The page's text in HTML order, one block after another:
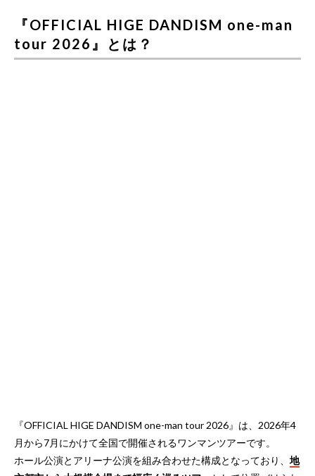
『OFFICIAL HIGE DANDISM one-man
tour 2026』とは？
『OFFICIAL HIGE DANDISM one-man tour 2026』は、2026年4
月から7月にかけて全国で開催されるワンマンツアーです。
ホール公演とアリーナ公演を組み合わせた構成となっており、 地